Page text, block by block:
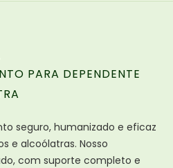
PARA DEPENDENTE
seguro, humanizado e eficaz
e alcoólatras. Nosso
com suporte completo e